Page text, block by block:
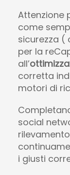
Attenzione
come
sicurezza (
per la
all’
corretta
motori di
social
i giusti